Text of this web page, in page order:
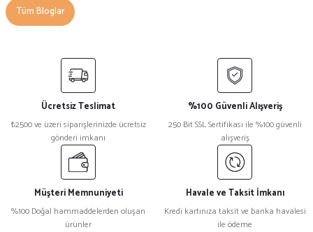
Tüm Bloglar
Ücretsiz Teslimat
₺2500 ve üzeri siparişlerinizde ücretsiz
gönderi imkanı
%100 Güvenli Alışveriş
250 Bit SSL Sertifikası ile %100 güvenli
alışveriş
Müşteri Memnuniyeti
%100 Doğal hammaddelerden oluşan
ürünler
Havale ve Taksit İmkanı
Kredi kartınıza taksit ve banka havalesi
ile ödeme